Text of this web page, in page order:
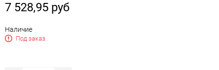
7 528,95 руб
Наличие
Под заказ